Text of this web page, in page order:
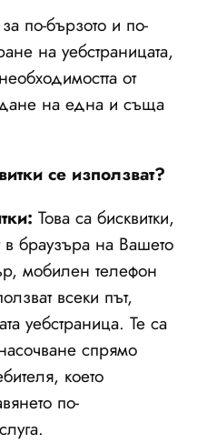
за по-бързото и по-
на уебстраницата,
от
на една и съща
се използват?
Това са бисквитки,
в браузъра на Вашето
мобилен телефон
всеки път,
уебстраница. Те са
спрямо
което
по-